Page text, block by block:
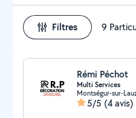
Filtres 9
Rémi Péchot
Multi Services
5/5 (4 avis)